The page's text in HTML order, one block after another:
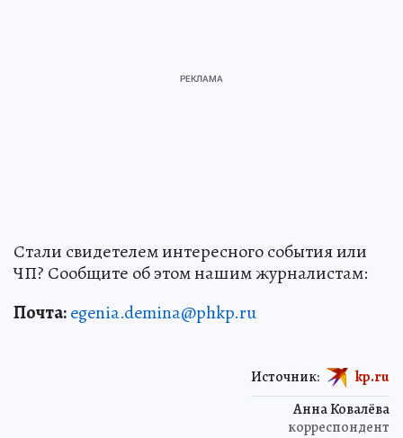
Стали свидетелем интересного события или
ЧП? Сообщите об этом нашим журналистам:
Почта:egenia.demina@phkp.ru
Анна Ковалёва
корреспондент
Источник: kp.ru